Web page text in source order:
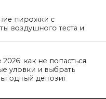
пирожки с
воздушного теста и
2026: как не попасться
уловки и выбрать
депозит